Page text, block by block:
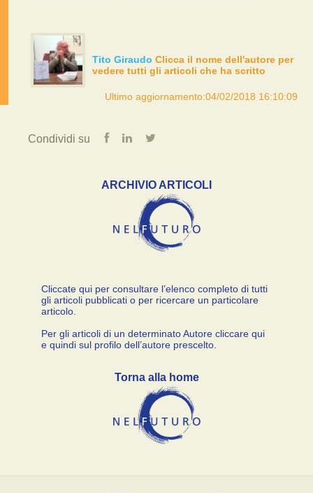
Tito Giraudo Clicca il nome dell'autore per
vedere tutti gli articoli che ha scritto
Ultimo aggiornamento:04/02/2018 16:10:09
Condividi su
ARCHIVIO ARTICOLI
Cliccate qui per consultare l’elenco completo di tutti
gli articoli pubblicati o per ricercare un particolare
articolo.
Per gli articoli di un determinato Autore cliccare qui
e quindi sul profilo dell’autore prescelto.
Torna alla home